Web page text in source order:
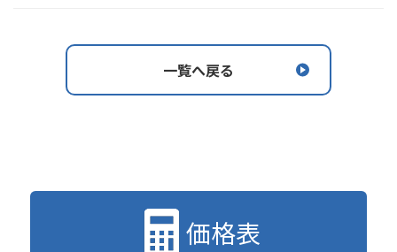
一覧へ戻る
価格表